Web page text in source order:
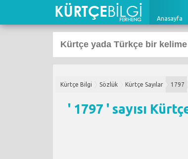
Anasayfa
Kürtçe Bilgi Sözlük Kürtçe Sayılar 1797
' 1797 ' sayısı